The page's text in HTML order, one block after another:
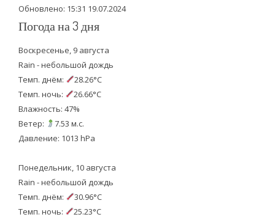
Обновлено: 15:31 19.07.2024
Погода на 3 дня
Воскресенье, 9 августа
Rain - небольшой дождь
Темп. днём:
28.26°C
Темп. ночь:
26.66°C
Влажность: 47%
Ветер:
7.53 м.с.
Давление: 1013 hPa
Понедельник, 10 августа
Rain - небольшой дождь
Темп. днём:
30.96°C
Темп. ночь:
25.23°C